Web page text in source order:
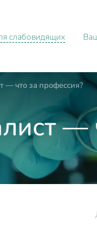
слабовидящих
— что за профессия?
—